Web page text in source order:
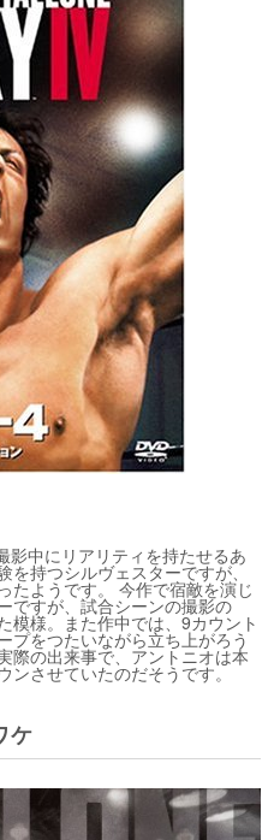
影中にリアリティを持たせるあ
を持つシルヴェスターですが、
たようです。 今作で宿敵を演じ
ですが、試合シーンの撮影の
模様。また作中では、9カウント
プをつたいながら立ち上がろう
際の出来事で、アントニオは本
ンさせていたのだそうです。
ケ